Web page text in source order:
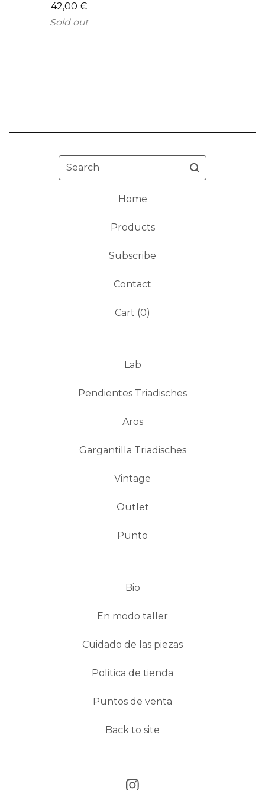
42,00 €
Sold out
Search
Home
Products
Subscribe
Contact
Cart (0)
Lab
Pendientes Triadisches
Aros
Gargantilla Triadisches
Vintage
Outlet
Punto
Bio
En modo taller
Cuidado de las piezas
Politica de tienda
Puntos de venta
Back to site